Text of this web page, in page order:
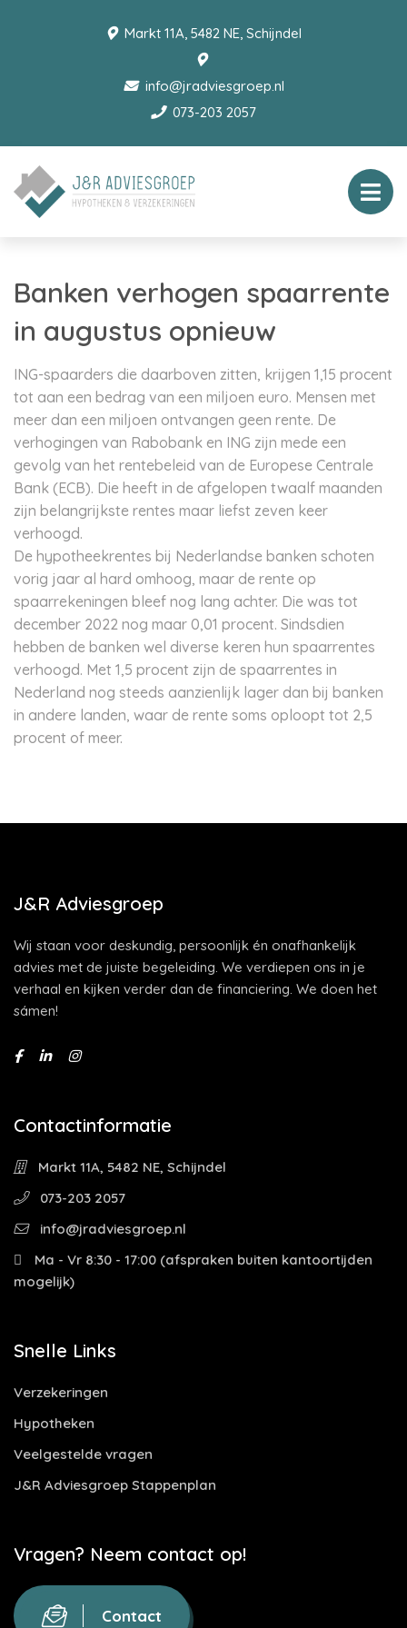
Markt 11A, 5482 NE, Schijndel
info@jradviesgroep.nl
073-203 2057
Banken verhogen spaarrente
in augustus opnieuw
ING-spaarders die daarboven zitten, krijgen 1,15 procent
tot aan een bedrag van een miljoen euro. Mensen met
meer dan een miljoen ontvangen geen rente. De
verhogingen van Rabobank en ING zijn mede een
gevolg van het rentebeleid van de Europese Centrale
Bank (ECB). Die heeft in de afgelopen twaalf maanden
zijn belangrijkste rentes maar liefst zeven keer
verhoogd.
De hypotheekrentes bij Nederlandse banken schoten
vorig jaar al hard omhoog, maar de rente op
spaarrekeningen bleef nog lang achter. Die was tot
december 2022 nog maar 0,01 procent. Sindsdien
hebben de banken wel diverse keren hun spaarrentes
verhoogd. Met 1,5 procent zijn de spaarrentes in
Nederland nog steeds aanzienlijk lager dan bij banken
in andere landen, waar de rente soms oploopt tot 2,5
procent of meer.
J&R Adviesgroep
Wij staan voor deskundig, persoonlijk én onafhankelijk
advies met de juiste begeleiding. We verdiepen ons in je
verhaal en kijken verder dan de financiering. We doen het
sámen!
Contactinformatie
Markt 11A, 5482 NE, Schijndel
073-203 2057
info@jradviesgroep.nl
Ma - Vr 8:30 - 17:00 (afspraken buiten kantoortijden
mogelijk)
Snelle Links
Verzekeringen
Hypotheken
Veelgestelde vragen
J&R Adviesgroep Stappenplan
Vragen? Neem contact op!
Contact